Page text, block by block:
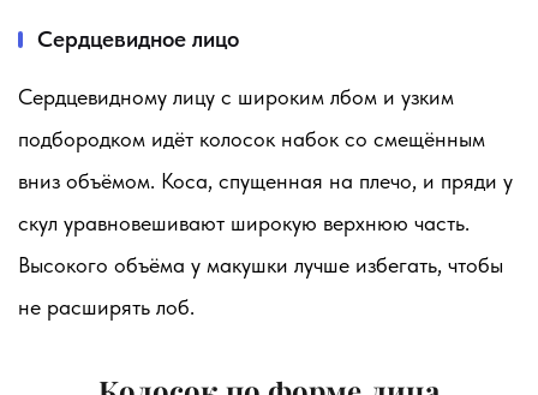
Сердцевидное лицо
Сердцевидному лицу с широким лбом и узким
подбородком идёт колосок набок со смещённым
вниз объёмом. Коса, спущенная на плечо, и пряди у
скул уравновешивают широкую верхнюю часть.
Высокого объёма у макушки лучше избегать, чтобы
не расширять лоб.